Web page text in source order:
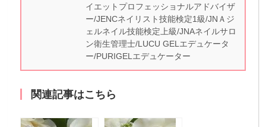
イエットプロフェッショナルアドバイザ
ー/JENCネイリスト技能検定1級/JNＡジ
ェルネイル技能検定上級/JNAネイルサロ
ン衛生管理士/LUCU GELエデュケータ
ー/PURIGELエデュケーター
関連記事はこちら